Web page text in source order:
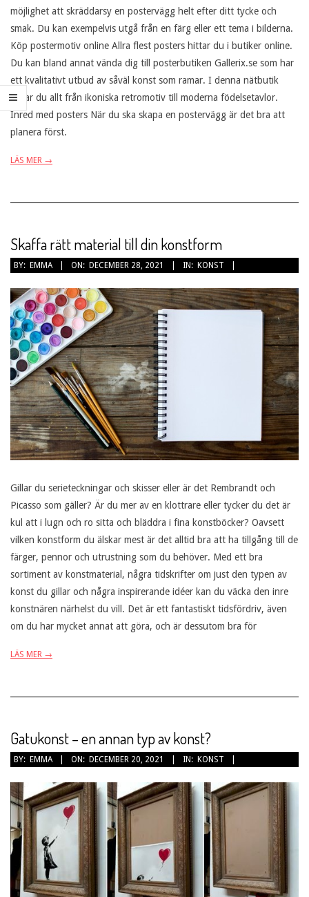
möjlighet att skräddarsy en postervägg helt efter ditt tycke och
smak. Du kan exempelvis utgå från en färg eller ett tema i bilderna.
Köp postermotiv online Allra flest posters hittar du i butiker online.
Du kan bland annat vända dig till posterbutiken Gallerix.se som har
ett kvalitativt utbud av såväl konst som ramar. I denna nätbutik
hittar du allt från ikoniska retromotiv till moderna födelsetavlor.
Inred med posters När du ska skapa en postervägg är det bra att
planera först.
LÄS MER →
Skaffa rätt material till din konstform
2021-
28
BY: EMMA ON: DECEMBER 28, 2021 IN: KONST
Gillar du serieteckningar och skisser eller är det Rembrandt och
Picasso som gäller? Är du mer av en klottrare eller tycker du det är
kul att i lugn och ro sitta och bläddra i fina konstböcker? Oavsett
vilken konstform du älskar mest är det alltid bra att ha tillgång till de
färger, pennor och utrustning som du behöver. Med ett bra
sortiment av konstmaterial, några tidskrifter om just den typen av
konst du gillar och några inspirerande idéer kan du väcka den inre
konstnären närhelst du vill. Det är ett fantastiskt tidsfördriv, även
om du har mycket annat att göra, och är dessutom bra för
LÄS MER →
Gatukonst – en annan typ av konst?
2021-
20
BY: EMMA ON: DECEMBER 20, 2021 IN: KONST